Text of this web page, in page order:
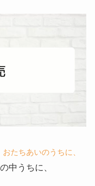
たちあいのうちに、
中うちに、